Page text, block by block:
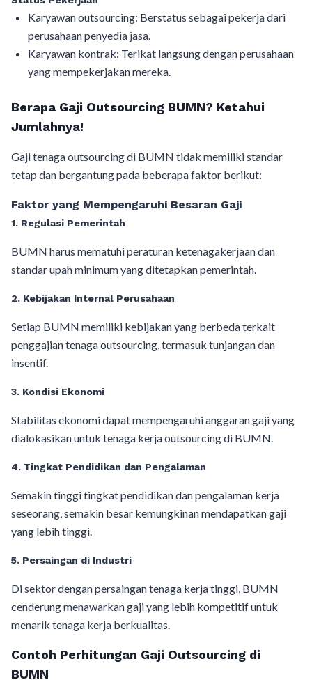
Karyawan outsourcing: Berstatus sebagai pekerja dari
perusahaan penyedia jasa.
Karyawan kontrak: Terikat langsung dengan perusahaan
yang mempekerjakan mereka.
Berapa Gaji Outsourcing BUMN? Ketahui
Jumlahnya!
Gaji tenaga outsourcing di BUMN tidak memiliki standar
tetap dan bergantung pada beberapa faktor berikut:
Faktor yang Mempengaruhi Besaran Gaji
1. Regulasi Pemerintah
BUMN harus mematuhi peraturan ketenagakerjaan dan
standar upah minimum yang ditetapkan pemerintah.
2. Kebijakan Internal Perusahaan
Setiap BUMN memiliki kebijakan yang berbeda terkait
penggajian tenaga outsourcing, termasuk tunjangan dan
insentif.
3. Kondisi Ekonomi
Stabilitas ekonomi dapat mempengaruhi anggaran gaji yang
dialokasikan untuk tenaga kerja outsourcing di BUMN.
4. Tingkat Pendidikan dan Pengalaman
Semakin tinggi tingkat pendidikan dan pengalaman kerja
seseorang, semakin besar kemungkinan mendapatkan gaji
yang lebih tinggi.
5. Persaingan di Industri
Di sektor dengan persaingan tenaga kerja tinggi, BUMN
cenderung menawarkan gaji yang lebih kompetitif untuk
menarik tenaga kerja berkualitas.
Contoh Perhitungan Gaji Outsourcing di
BUMN